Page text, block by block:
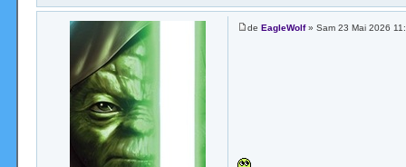
de EagleWolf» Sam 23 Mai 2026